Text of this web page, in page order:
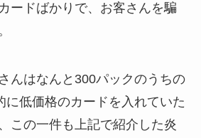
ードばかりで、お客さんを騙
んはなんと300パックのうちの
に低価格のカードを入れていた
この一件も上記で紹介した炎